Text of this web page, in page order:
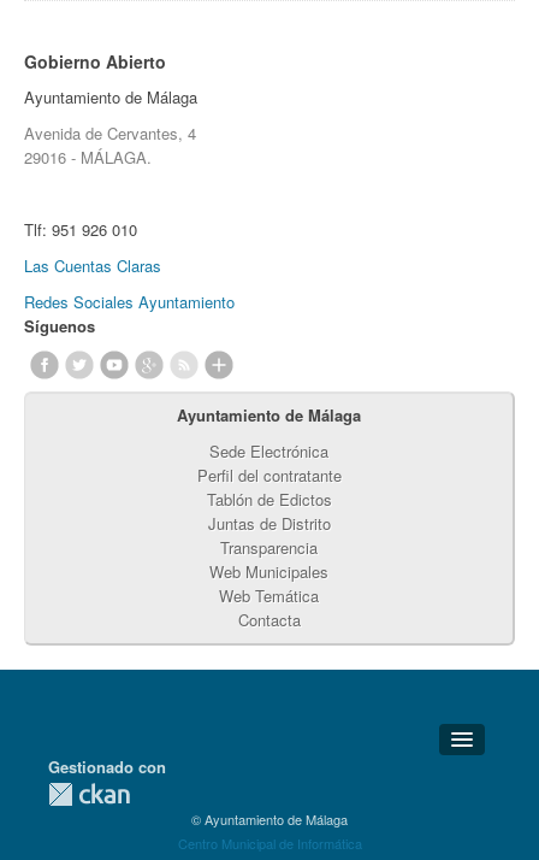
Gobierno Abierto
Ayuntamiento de Málaga
Avenida de Cervantes, 4
29016 - MÁLAGA.
Tlf: 951 926 010
Las Cuentas Claras
Redes Sociales Ayuntamiento
Síguenos
Ayuntamiento de Málaga
Sede Electrónica
Perfil del contratante
Tablón de Edictos
Juntas de Distrito
Transparencia
Web Municipales
Web Temática
Contacta
Detalles Técnicos
Gestionado con
© Ayuntamiento de Málaga
Centro Municipal de Informática